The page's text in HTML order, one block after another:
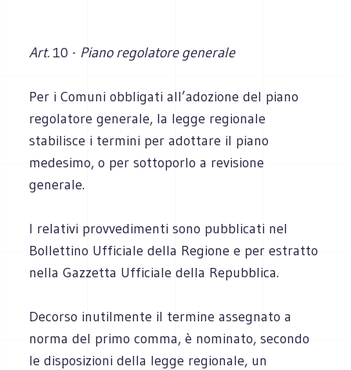
Art. 10 - Piano regolatore generale
Per i Comuni obbligati all’adozione del piano
regolatore generale, la legge regionale
stabilisce i termini per adottare il piano
medesimo, o per sottoporlo a revisione
generale.
I relativi provvedimenti sono pubblicati nel
Bollettino Ufficiale della Regione e per estratto
nella Gazzetta Ufficiale della Repubblica.
Decorso inutilmente il termine assegnato a
norma del primo comma, è nominato, secondo
le disposizioni della legge regionale, un